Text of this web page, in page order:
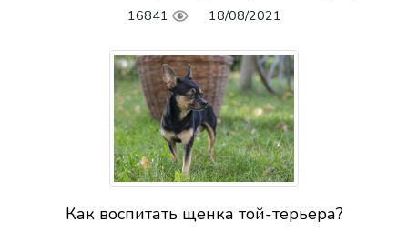
16841 18/08/2021
Как воспитать щенка той-терьера?